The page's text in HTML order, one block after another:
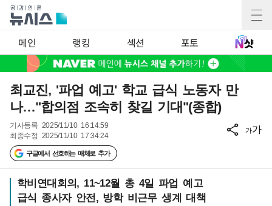
메인 랭킹 섹션 포토
최교진, '파업 예고' 학교 급식 노동자 만
나…"합의점 조속히 찾길 기대"(종합)
기사등록 2025/11/10 16:14:59
최종수정 2025/11/10 17:34:24
구글에서 선호하는 매체로 추가
가가
학비연대회의, 11~12월 총 4일 파업 예고
급식 종사자 안전, 방학 비근무 생계 대책